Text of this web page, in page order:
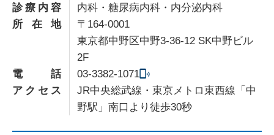
診療内容
内科・糖尿病内科・内分泌内科
所在地
〒164-0001
東京都中野区中野3-36-12 SK中野ビル
2F
電話
03-3382-1071
アクセス
JR中央総武線・東京メトロ東西線「中
野駅」南口より徒歩30秒